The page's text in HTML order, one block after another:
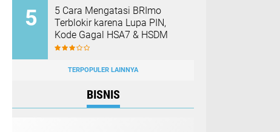
5 Cara Mengatasi BRImo
Terblokir karena Lupa PIN,
Kode Gagal HSA7 & HSDM
TERPOPULER LAINNYA
BISNIS